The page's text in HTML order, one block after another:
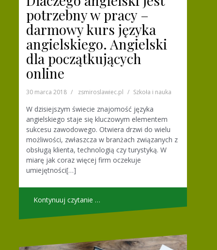
potrzebny w pracy –
darmowy kurs języka
angielskiego. Angielski
dla początkujących
online
30 marca 2018 zsmiroslawiec.pl Szkoła i nauka
W dzisiejszym świecie znajomość języka
angielskiego staje się kluczowym elementem
sukcesu zawodowego. Otwiera drzwi do wielu
możliwości, zwłaszcza w branżach związanych z
obsługą klienta, technologią czy turystyką. W
miarę jak coraz więcej firm oczekuje
umiejętności[…]
Kontynuuj czytanie …